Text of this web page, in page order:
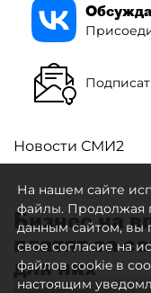
Новости СМИ2
Бизнес на
платят за
для них
На нашем сайте
файлы. Продолжая
данным сайтом, вы
свое согласие на
файлов cookie в
настоящим